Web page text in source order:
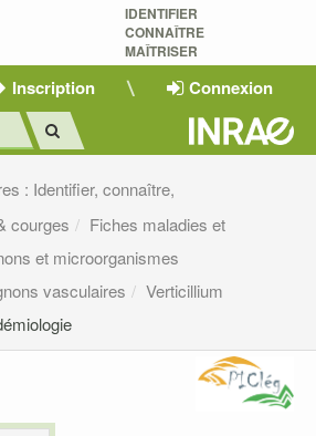
IDENTIFIER
CONNAÎTRE
MAÎTRISER
Inscription Connexion
: Identifier, connaître,
courges
Fiches maladies et
et microorganismes
vasculaires
Verticillium